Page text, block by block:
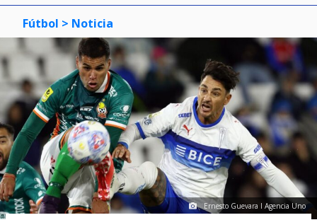
Fútbol > Noticia
Ernesto Guevara I Agencia Uno